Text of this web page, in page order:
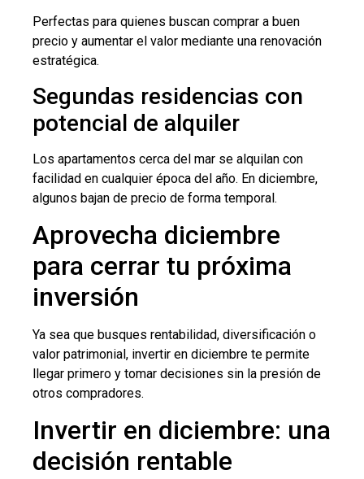
Perfectas para quienes buscan comprar a buen
precio y aumentar el valor mediante una renovación
estratégica.
Segundas residencias con
potencial de alquiler
Los apartamentos cerca del mar se alquilan con
facilidad en cualquier época del año. En diciembre,
algunos bajan de precio de forma temporal.
Aprovecha diciembre
para cerrar tu próxima
inversión
Ya sea que busques rentabilidad, diversificación o
valor patrimonial, invertir en diciembre te permite
llegar primero y tomar decisiones sin la presión de
otros compradores.
Invertir en diciembre: una
decisión rentable